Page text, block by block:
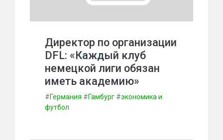
Директор по организации
DFL: «Каждый клуб
немецкой лиги обязан
иметь академию»
#Германия #Гамбург #экономика и
футбол